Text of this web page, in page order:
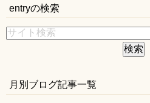
entryの検索
月別ブログ記事一覧